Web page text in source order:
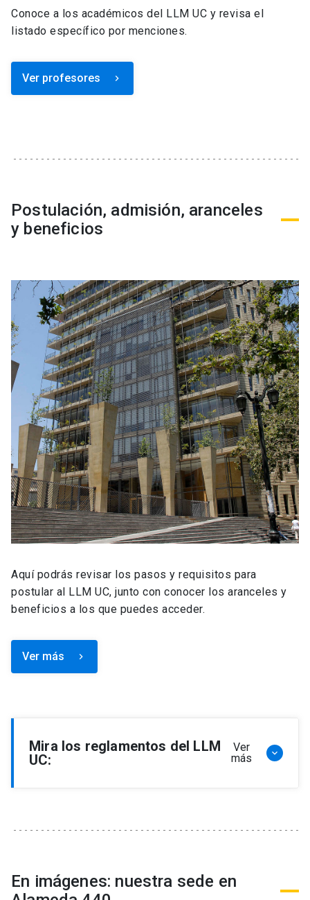
Conoce a los académicos del LLM UC y revisa el
listado específico por menciones.
Ver profesores keyboard_arrow_right
Postulación, admisión, aranceles
y beneficios
Aquí podrás revisar los pasos y requisitos para
postular al LLM UC, junto con conocer los aranceles y
beneficios a los que puedes acceder.
Ver más keyboard_arrow_right
Mira los reglamentos del LLM
UC:
Ver
más
keyboard_arrow_down
Reglamento de Becas y Descuentos Programa
de Magíster en Derecho, LLM
En imágenes: nuestra sede en